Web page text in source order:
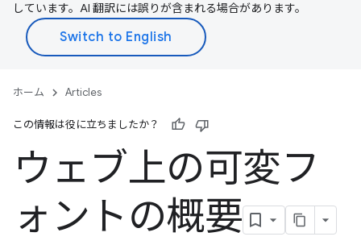
しています。AI 翻訳には誤りが含まれる場合があります。
ホーム Articles
この情報は役に立ちましたか？
ウェブ上の可変フ
ォントの概要